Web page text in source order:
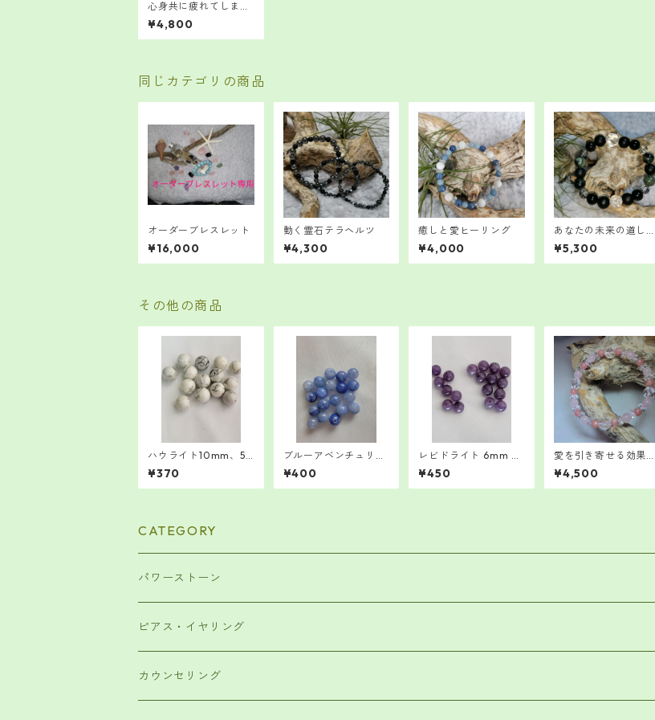
心身共に疲れてしまい
がちな方におすすめ
¥4,800
同じカテゴリの商品
オーダーブレスレット
¥16,000
動く霊石テラヘルツ
¥4,300
癒しと愛ヒーリング
¥4,000
あなたの未来の道しる
べ
¥5,300
その他の商品
ハウライト10mm、5
粒 バラ売り
¥370
ブルーアベンチュリン
6mm 10粒売
¥400
レビドライト 6mm 6
粒
¥450
愛を引き寄せる効果が
ある、恋愛ブレスレッ
ト
¥4,500
CATEGORY
パワーストーン
ブレスレット
アンクレット
ピアス・イヤリング
カウンセリング